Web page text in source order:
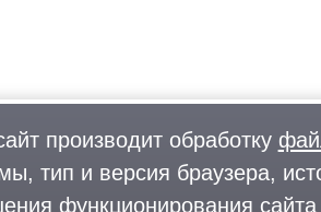
Новости
Предложи новость
производит обработку
тип и версия браузера,
функционирования